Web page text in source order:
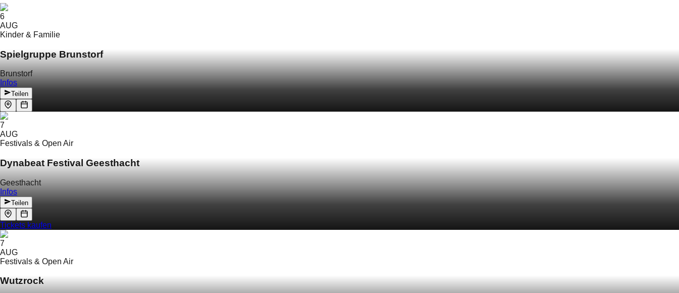
6
AUG
Kinder & Familie
Spielgruppe Brunstorf
Brunstorf
Infos
Teilen
7
AUG
Festivals & Open Air
Dynabeat Festival Geesthacht
Geesthacht
Infos
Teilen
Tickets kaufen
7
AUG
Festivals & Open Air
Wutzrock